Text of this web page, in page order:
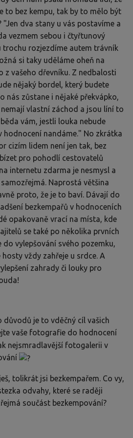
to bez kempu, tak by to mělo být
"Jen dva stany u vás postavíme a
vezmem sebou i čtyřtunový
trochu rozjezdíme autem trávník
si taky uděláme oheň na
z vašeho dřevníku. Z nedbalosti
nějaký bordel, který budete
nás zůstane i nějaké překvápko,
vlastní záchod a jsou líní to
vám, jestli louka nebude
hodnocení nandáme." No zkrátka
cizím lidem není jen tak, bez
pro pohodlí cestovatelů
internetu zdarma je nesmysl a
Naprostá většina
proto, že je to baví. Dávají do
bezkempařů v hodnoceních
opakovaně vrací na místa, kde
se také po několika prvních
do vylepšování svého pozemku,
vždy zahřeje u srdce. A
zahrady či louky pro
důvodů je to vděčný cíl vašich
vaše fotografie do hodnocení
nejsmradlavější fotogalerii v
tolikrát jsi bezkempařem. Co vy,
odvahy, které se raději
součást bezkempování?